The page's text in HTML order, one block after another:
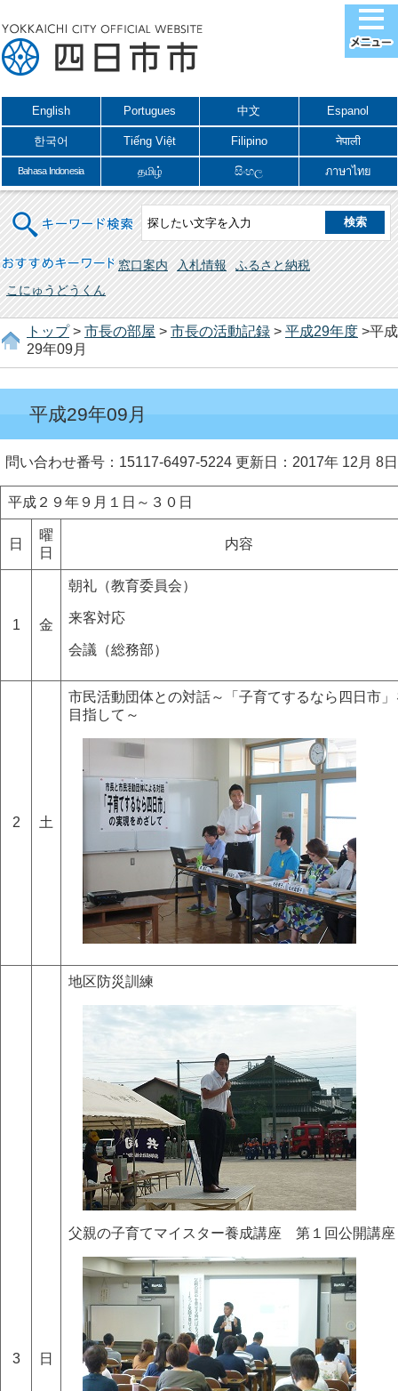
English Portugues 中文 Espanol
한국어 Tiếng Việt Filipino नेपाली
Bahasa Indonesia தமிழ் සිංහල ภาษาไทย
キーワード検索
おすすめキーワード 窓口案内 入札情報
ふるさと納税
こにゅうどうくん
トップ> 市長の部屋 > 市長の活動記録 > 平成29年度 >平成
29年09月
平成29年09月
問い合わせ番号：15117-6497-5224 更新日：2017年 12月 8日
平成２９年９月１日～３０日
日
曜
日
内容
1 金
朝礼（教育委員会）
来客対応
会議（総務部）
2 土
市民活動団体との対話～「子育てするなら四日市」
目指して～
3 日
地区防災訓練
父親の子育てマイスター養成講座 第１回公開講座